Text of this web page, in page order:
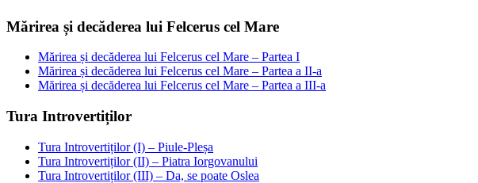
Mărirea și decăderea lui Felcerus cel Mare
Mărirea și decăderea lui Felcerus cel Mare – Partea I
Mărirea și decăderea lui Felcerus cel Mare – Partea a II-a
Mărirea și decăderea lui Felcerus cel Mare – Partea a III-a
Tura Introvertiților
Tura Introvertiților (I) – Piule-Pleșa
Tura Introvertiților (II) – Piatra Iorgovanului
Tura Introvertiților (III) – Da, se poate Oslea